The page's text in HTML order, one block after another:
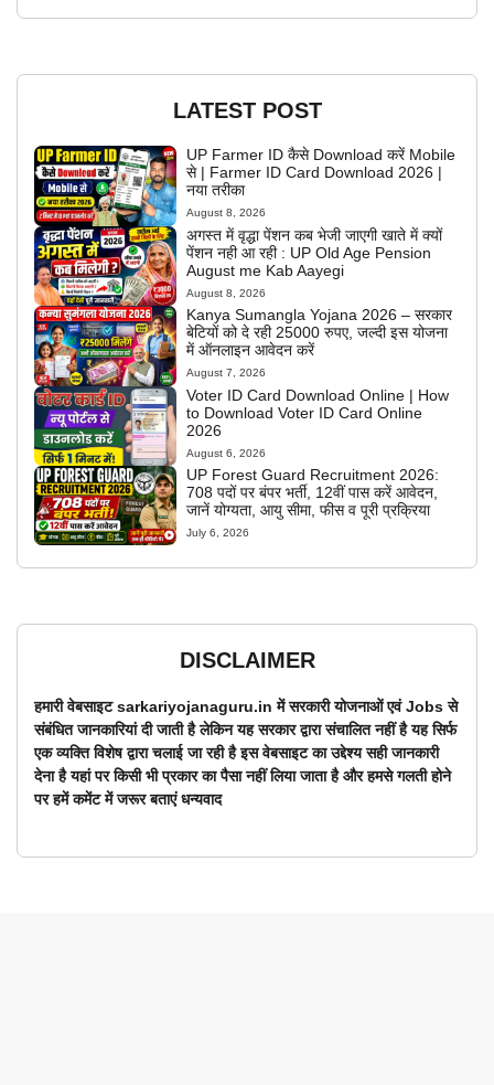
LATEST POST
UP Farmer ID कैसे Download करें Mobile
से | Farmer ID Card Download 2026 |
नया तरीका
August 8, 2026
अगस्त में वृद्धा पेंशन कब भेजी जाएगी खाते में क्यों
पेंशन नही आ रही : UP Old Age Pension
August me Kab Aayegi
August 8, 2026
Kanya Sumangla Yojana 2026 – सरकार
बेटियों को दे रही 25000 रुपए, जल्दी इस योजना
में ऑनलाइन आवेदन करें
August 7, 2026
Voter ID Card Download Online | How
to Download Voter ID Card Online
2026
August 6, 2026
UP Forest Guard Recruitment 2026:
708 पदों पर बंपर भर्ती, 12वीं पास करें आवेदन,
जानें योग्यता, आयु सीमा, फीस व पूरी प्रक्रिया
July 6, 2026
DISCLAIMER
हमारी वेबसाइट sarkariyojanaguru.in में सरकारी योजनाओं एवं Jobs से
संबंधित जानकारियां दी जाती है लेकिन यह सरकार द्वारा संचालित नहीं है यह सिर्फ
एक व्यक्ति विशेष द्वारा चलाई जा रही है इस वेबसाइट का उद्देश्य सही जानकारी
देना है यहां पर किसी भी प्रकार का पैसा नहीं लिया जाता है और हमसे गलती होने
पर हमें कमेंट में जरूर बताएं धन्यवाद